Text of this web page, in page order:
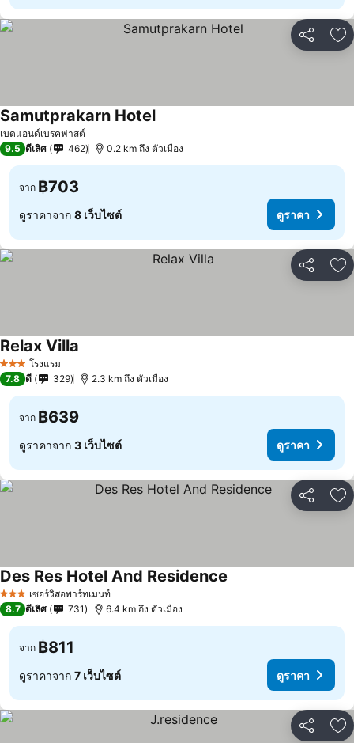
แชร์ เ
เบดแอนด์เบรคฟาสต์
Samutprakarn Hotelดูราคา
9.5 ดีเลิศ 462 0.2 km ถึง ตัวเมือง
จาก ฿703
ดูราคาจาก 8 เว็บไซต์ ดูราคา
แชร์ เ
3 ดาว โรงแรม
Relax Villa
7.8 ดี 329 2.3 km ถึง ตัวเมือง
จาก ฿639
ดูราคาจาก 3 เว็บไซต์ ดูราคา
แชร์ เ
3 ดาว เซอร์วิสอพาร์ทเมนท์
Des Res Hotel And Residence
8.7 ดีเลิศ 731 6.4 km ถึง ตัวเมือง
จาก ฿811
ดูราคาจาก 7 เว็บไซต์ ดูราคา
แชร์ เ